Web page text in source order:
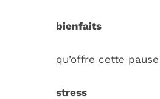
bienfaits
qu’offre cette
stress